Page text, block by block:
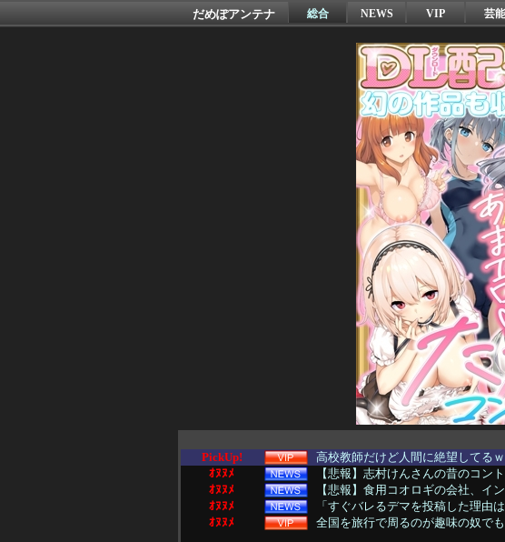
だめぽアンテナ 総合 NEWS VIP 芸能
PickUp!
高校教師だけど人間に絶望してる
ｵﾇﾇﾒ
【悲報】志村けんさんの昔のコン
ｵﾇﾇﾒ
【悲報】食用コオロギの会社、イ
ｵﾇﾇﾒ
「すぐバレるデマを投稿した理由
ｵﾇﾇﾒ
全国を旅行で周るのが趣味の奴で